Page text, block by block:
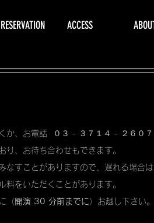
RESERVATION ACCESS
か、お電話 ０３ - ３７１４ - ２６０７
り、お待ち合わせもできます。
すことがありますので、遅れる場合は
料をいただくことがあります。
（ 開演 30 分前までに）お越し下さい。